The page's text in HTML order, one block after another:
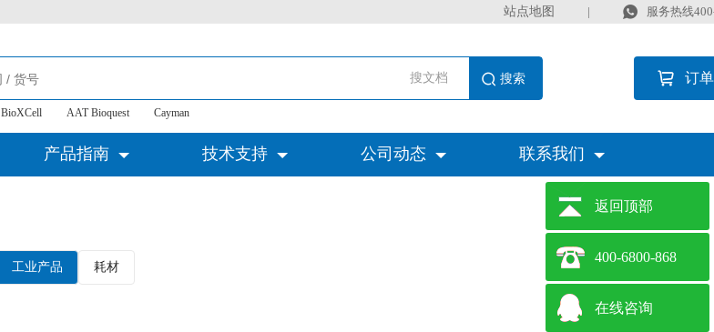
站点地图 | 服务热线
搜文档
BioXCell AAT Bioquest Cayman
订
产品指南 技术支持 公司动态 联系我们
工业产品 耗材
返回顶部
400-6800-868
在线咨询